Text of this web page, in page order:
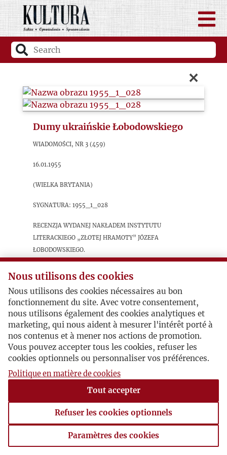
×
Dumy ukraińskie Łobodowskiego
Wiadomości, nr 3 (459)
16.01.1955
(Wielka Brytania)
sygnatura: 1955_1_028
Recenzja wydanej nakładem Instytutu
Literackiego „Złotej Hramoty” Józefa
Łobodowskiego.
Postacie powiązane
Inne:Józef Łobodowski
Autor publikacji:Jurij Kosacz
Nous utilisons des cookies
Nous utilisons des cookies nécessaires au bon
fonctionnement du site. Avec votre consentement,
nous utilisons également des cookies analytiques et
marketing, qui nous aident à mesurer l'intérêt porté à
nos contenus et à mener nos actions de promotion.
Vous pouvez accepter tous les cookies, refuser les
cookies optionnels ou personnaliser vos préférences.
Politique en matière de cookies
Tout accepter
Refuser les cookies optionnels
Paramètres des cookies
Paramètres des cookies